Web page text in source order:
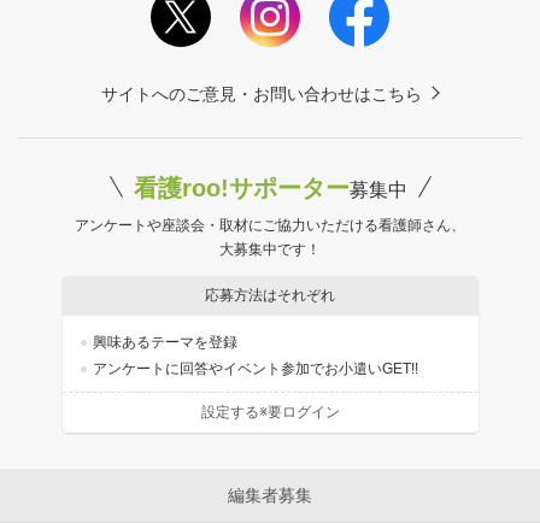
サイトへのご意見・お問い合わせはこちら
看護roo!サポーター募集中
アンケートや座談会・取材にご協力いただける看護師さん、
大募集中です！
応募方法はそれぞれ
興味あるテーマを登録
アンケートに回答やイベント参加でお小遣いGET!!
設定する※要ログイン
編集者募集